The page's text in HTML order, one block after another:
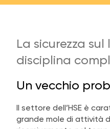
La sicurezza
disciplina
Un vecchio
Il settore dell’HSE è
grande mole di attività